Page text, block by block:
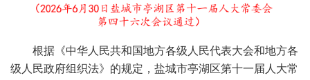
根据《中华人民共和国地方各级人民代表大会和地方各
级人民政府组织法》的规定，盐城市亭湖区第十一届人大常